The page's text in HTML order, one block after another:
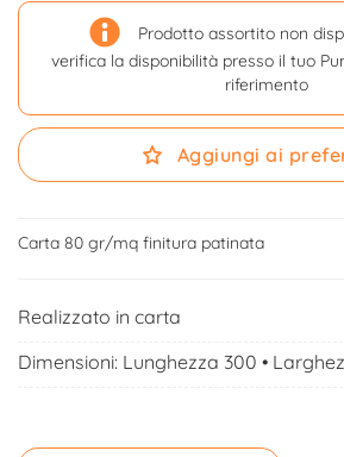
Prodotto assortito non
verifica la disponibilità presso il tuo
riferimento
Aggiungi ai
Carta 80 gr/mq finitura patinata
Realizzato in carta
Dimensioni: Lunghezza 300 •